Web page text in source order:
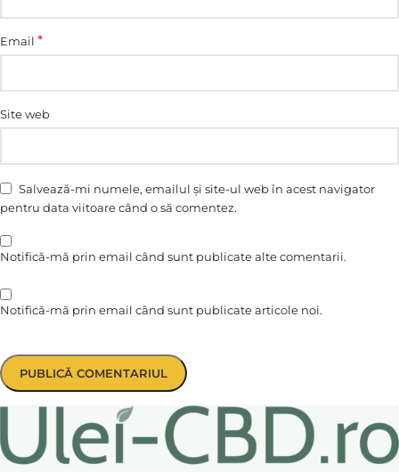
Email *
Site web
Salvează-mi numele, emailul și site-ul web în acest navigator
pentru data viitoare când o să comentez.
Notifică-mă prin email când sunt publicate alte comentarii.
Notifică-mă prin email când sunt publicate articole noi.